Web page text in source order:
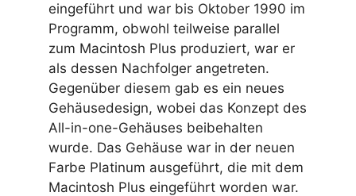
eingeführt und war bis Oktober 1990 im
Programm, obwohl teilweise parallel
zum Macintosh Plus produziert, war er
als dessen Nachfolger angetreten.
Gegenüber diesem gab es ein neues
Gehäusedesign, wobei das Konzept des
All-in-one-Gehäuses beibehalten
wurde. Das Gehäuse war in der neuen
Farbe Platinum ausgeführt, die mit dem
Macintosh Plus eingeführt worden war.